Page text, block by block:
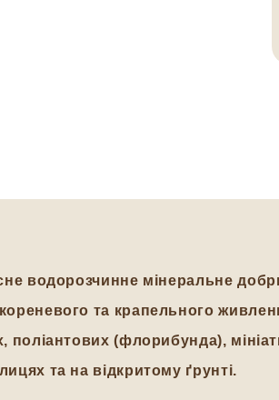
водорозчинне мінеральне
та крапельного
(флорибунда),
та на відкритому ґрунті.